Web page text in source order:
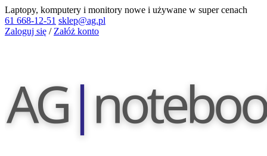
Laptopy, komputery i monitory nowe i używane w super cenach
61 668-12-51 sklep@ag.pl
Zaloguj się / Załóż konto